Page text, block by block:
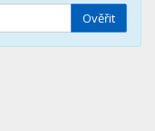
Ověřit